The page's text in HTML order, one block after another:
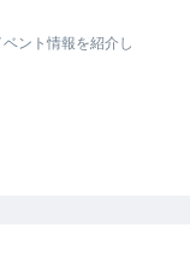
ント情報を紹介し